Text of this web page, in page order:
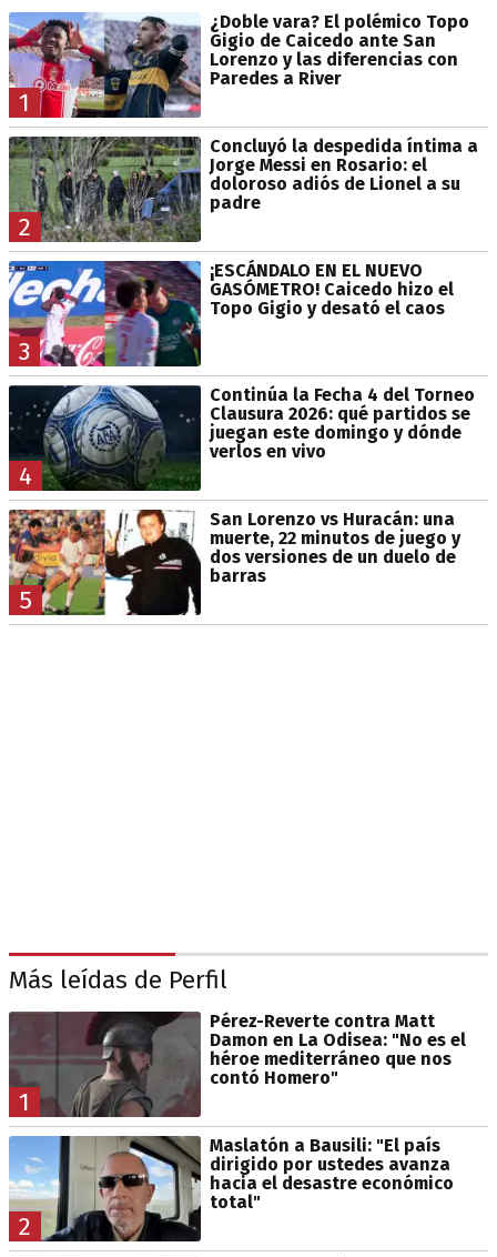
1
¿Doble vara? El polémico Topo
Gigio de Caicedo ante San
Lorenzo y las diferencias con
Paredes a River
2
Concluyó la despedida íntima a
Jorge Messi en Rosario: el
doloroso adiós de Lionel a su
padre
3
¡ESCÁNDALO EN EL NUEVO
GASÓMETRO! Caicedo hizo el
Topo Gigio y desató el caos
4
Continúa la Fecha 4 del Torneo
Clausura 2026: qué partidos se
juegan este domingo y dónde
verlos en vivo
5
San Lorenzo vs Huracán: una
muerte, 22 minutos de juego y
dos versiones de un duelo de
barras
Más leídas de Perfil
1
Pérez-Reverte contra Matt
Damon en La Odisea: "No es el
héroe mediterráneo que nos
contó Homero"
2
Maslatón a Bausili: "El país
dirigido por ustedes avanza
hacia el desastre económico
total"